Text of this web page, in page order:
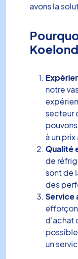
avons la
notre
secteur
à un
Qualité
de
sont de
des
Service
d'achat
un